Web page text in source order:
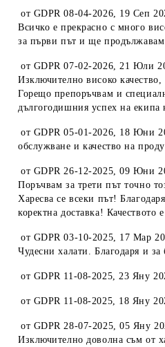
от GDPR 08-04-2026, 19 Сеп
Всичко е прекрасно с много
за първи път и ще
от GDPR 07-02-2026,21 Юли
Изключително високо качество,
Горещо препоръчвам и
дългогодишния успех на
от GDPR 05-01-2026, 18 Юни
обслужване и качество на
от GDPR 26-12-2025,09 Юни
Поръчвам за трети път точно
Харесва се всеки път!
коректна доставка! Качеството
от GDPR 03-10-2025, 17 Мар
Чудесни халати. Благодаря и за
от GDPR 11-08-2025,23 Яну
от GDPR 11-08-2025, 18 Яну
от GDPR 28-07-2025,05 Яну
Изключително доволна съм от